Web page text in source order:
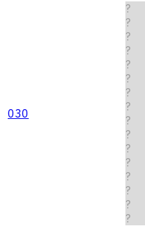
030
?
?
?
?
?
?
?
?
?
?
?
?
?
?
?
?